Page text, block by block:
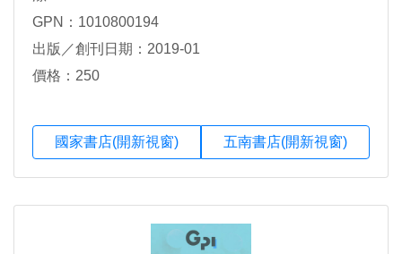
GPN：1010800194
出版／創刊日期：2019-01
價格：250
國家書店(開新視窗) 五南書店(開新視窗)